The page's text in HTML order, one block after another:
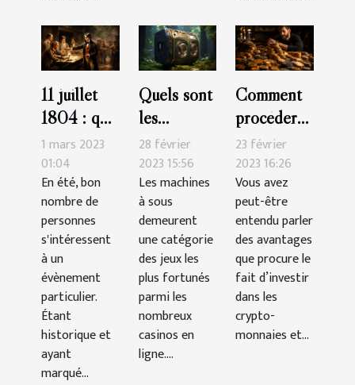
11 juillet
1804 : que
retenir du
duel au
pistolet
mémorable
à New
York ?
1 mars 2023
01:04
En été, bon
nombre de
personnes
s'intéressent
à un
évènement
particulier.
Étant
historique et
ayant
marqué...
Quels sont
les
meilleures
machines à
sous-
catégorie
aventure ?
28 février
2023 15:56
Les machines
à sous
demeurent
une catégorie
des jeux les
plus fortunés
parmi les
nombreux
casinos en
ligne....
Comment
procéder
pour
acheter
des
crypto-
monnaies
en tant que
débutant ?
23 février
2023 16:26
Vous avez
peut-être
entendu parler
des avantages
que procure le
fait d’investir
dans les
crypto-
monnaies et...